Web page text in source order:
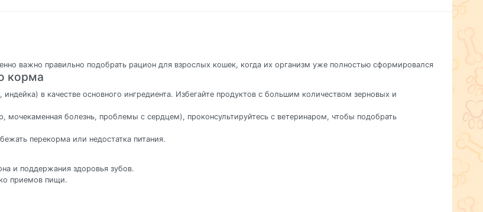
важно правильно подобрать рацион для взрослых кошек, когда их организм уже полностью сформировался
корма
в качестве основного ингредиента. Избегайте продуктов с большим количеством зерновых и
мочекаменная болезнь, проблемы с сердцем), проконсультируйтесь с ветеринаром, чтобы подобрать
перекорма или недостатка питания.
и поддержания здоровья зубов.
приемов пищи.